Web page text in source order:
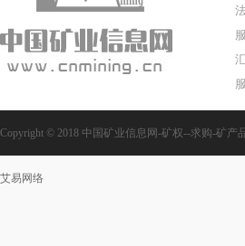
Copyright © 2018 中国矿业信息网-矿权--求购-矿产
艾易网络